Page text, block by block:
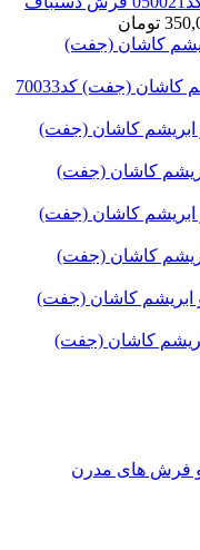
تومان
و ابریشم کاشان (جفت)
و ابریشم کاشان (جفت)
کاشان (جفت)
فرش های مدرن